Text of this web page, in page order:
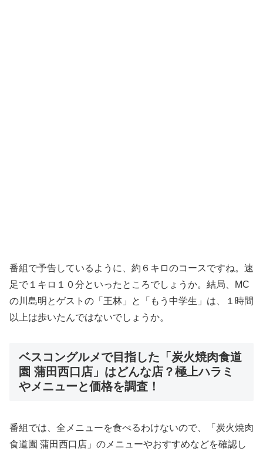
番組で予告しているように、約６キロのコースですね。速
足で１キロ１０分といったところでしょうか。結局、MC
の川島明とゲストの「王林」と「もう中学生」は、１時間
以上は歩いたんではないでしょうか。
ベスコングルメで目指した「炭火焼肉食道
園 蒲田西口店」はどんな店？極上ハラミ
やメニューと価格を調査！
番組では、全メニューを食べるわけないので、「炭火焼肉
食道園 蒲田西口店」のメニューやおすすめなどを確認し